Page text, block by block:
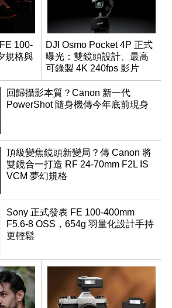
100-
規格與
DJI Osmo Pocket 4P 正式
曝光：雙鏡頭設計、最高
可錄製 4K 240fps 影片
回歸攝影本質？Canon 新一代
PowerShot 隨身機傳今年底前現身
頂級變焦鏡頭新變局？傳 Canon 將
雙鏡合一打造 RF 24-70mm F2L IS
VCM 夢幻規格
Sony 正式發表 FE 100-400mm
F5.6-8 OSS，654g 羽量化設計手持
更輕鬆